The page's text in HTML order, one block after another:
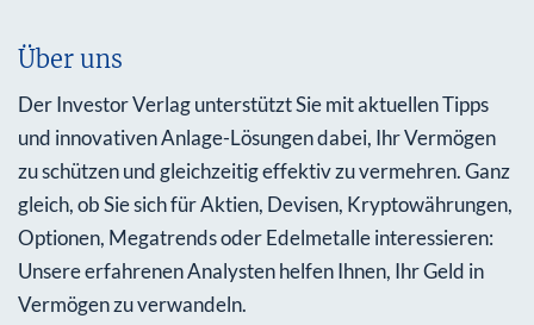
Über uns
Der Investor Verlag unterstützt Sie mit aktuellen Tipps
und innovativen Anlage-Lösungen dabei, Ihr Vermögen
zu schützen und gleichzeitig effektiv zu vermehren. Ganz
gleich, ob Sie sich für Aktien, Devisen, Kryptowährungen,
Optionen, Megatrends oder Edelmetalle interessieren:
Unsere erfahrenen Analysten helfen Ihnen, Ihr Geld in
Vermögen zu verwandeln.